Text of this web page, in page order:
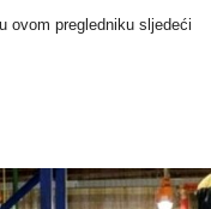
ovom pregledniku sljedeći